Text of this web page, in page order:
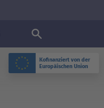
Kofinanziert von der
Europäischen Union